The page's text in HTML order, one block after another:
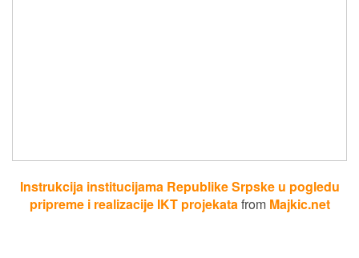
Instrukcija institucijama Republike Srpske u pogledu
pripreme i realizacije IKT projekatafrom Majkic.net